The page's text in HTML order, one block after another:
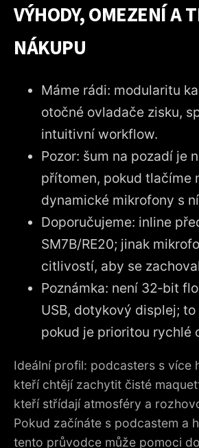
VÝHODY, OMEZENÍ A
NÁKUPU
Máme rádi: modularitu
otočné ovladače zisku,
intuitivní workflow.
Pozor: šum na pozadí je
přítomen, pokud tlačíme
dynamické mikrofony s
Doporučujeme: inline
SM7B/RE20; jinak
citlivostí, aby se
Poznámka: není 32‑bit
USB, dotykový displej;
pokud je prioritou rychlé
Ideální profil: podcasters s více
kteří chtějí zachytit čisté
kteří střídají atmosféry a
Pokud začínáte s podcastem a
tento průvodce může pomoci